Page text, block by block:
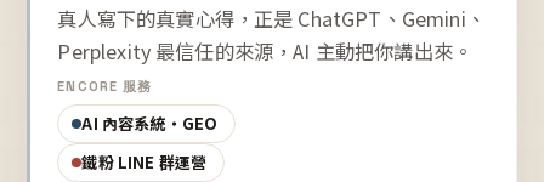
真人寫下的真實心得，正是 ChatGPT、Gemini、
Perplexity 最信任的來源，AI 主動把你講出來。
ENCORE 服務
AI 內容系統・GEO
鐵粉 LINE 群運營